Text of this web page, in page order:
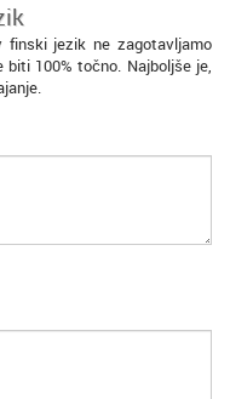
finski jezik ne zagotavljamo
100% točno. Najboljše je,